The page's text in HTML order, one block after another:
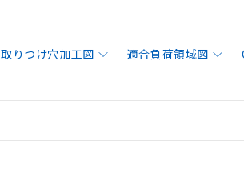
取りつけ穴加工図 適合負荷領域図